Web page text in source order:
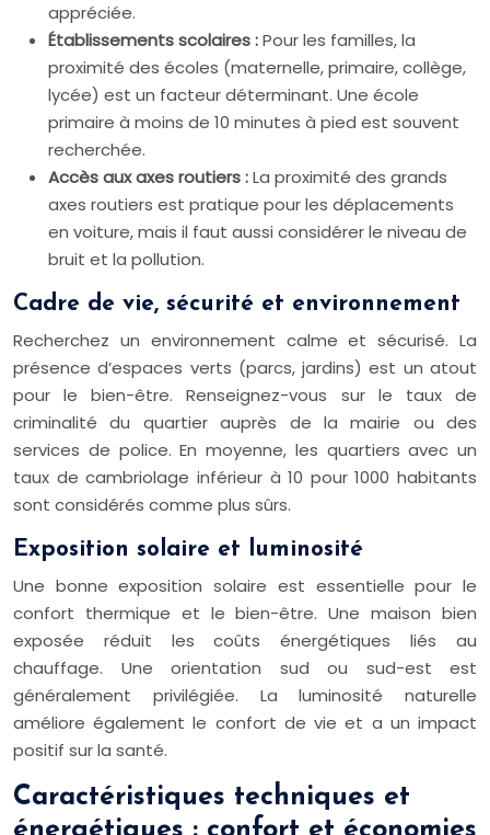
appréciée.
Établissements scolaires :Pour les familles, la
proximité des écoles (maternelle, primaire, collège,
lycée) est un facteur déterminant. Une école
primaire à moins de 10 minutes à pied est souvent
recherchée.
Accès aux axes routiers :La proximité des grands
axes routiers est pratique pour les déplacements
en voiture, mais il faut aussi considérer le niveau de
bruit et la pollution.
Cadre de vie, sécurité et environnement
Recherchez un environnement calme et sécurisé. La
présence d’espaces verts (parcs, jardins) est un atout
pour le bien-être. Renseignez-vous sur le taux de
criminalité du quartier auprès de la mairie ou des
services de police. En moyenne, les quartiers avec un
taux de cambriolage inférieur à 10 pour 1000 habitants
sont considérés comme plus sûrs.
Exposition solaire et luminosité
Une bonne exposition solaire est essentielle pour le
confort thermique et le bien-être. Une maison bien
exposée réduit les coûts énergétiques liés au
chauffage. Une orientation sud ou sud-est est
généralement privilégiée. La luminosité naturelle
améliore également le confort de vie et a un impact
positif sur la santé.
Caractéristiques techniques et